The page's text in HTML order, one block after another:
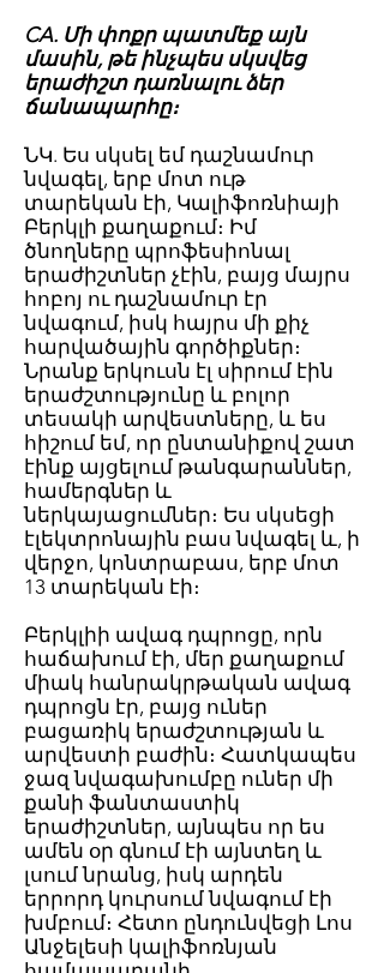
CA. Մի փոքր պատմեք այն
մասին, թե ինչպես սկսվեց
երաժիշտ դառնալու ձեր
ճանապարհը։
ՆԿ. Ես սկսել եմ դաշնամուր
նվագել, երբ մոտ ութ
տարեկան էի, Կալիֆոռնիայի
Բերկլի քաղաքում։ Իմ
ծնողները պրոֆեսիոնալ
երաժիշտներ չէին, բայց մայրս
հոբոյ ու դաշնամուր էր
նվագում, իսկ հայրս մի քիչ
հարվածային գործիքներ։
Նրանք երկուսն էլ սիրում էին
երաժշտությունը և բոլոր
տեսակի արվեստները, և ես
հիշում եմ, որ ընտանիքով շատ
էինք այցելում թանգարաններ,
համերգներ և
ներկայացումներ։ Ես սկսեցի
էլեկտրոնային բաս նվագել և, ի
վերջո, կոնտրաբաս, երբ մոտ
13 տարեկան էի։
Բերկլիի ավագ դպրոցը, որն
հաճախում էի, մեր քաղաքում
միակ հանրակրթական ավագ
դպրոցն էր, բայց ուներ
բացառիկ երաժշտության և
արվեստի բաժին։ Հատկապես
ջազ նվագախումբը ուներ մի
քանի ֆանտաստիկ
երաժիշտներ, այնպես որ ես
ամեն օր գնում էի այնտեղ և
լսում նրանց, իսկ արդեն
երրորդ կուրսում նվագում էի
խմբում։ Հետո ընդունվեցի Լոս
Անջելեսի կալիֆոռնյան